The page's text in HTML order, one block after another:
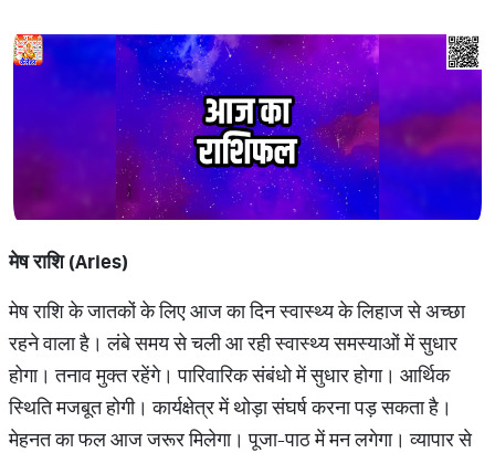
मेष राशि (Aries)
मेष राशि के जातकों के लिए आज का दिन स्वास्थ्य के लिहाज से अच्छा
रहने वाला है। लंबे समय से चली आ रही स्वास्थ्य समस्याओं में सुधार
होगा। तनाव मुक्त रहेंगे। पारिवारिक संबंधो में सुधार होगा। आर्थिक
स्थिति मजबूत होगी। कार्यक्षेत्र में थोड़ा संघर्ष करना पड़ सकता है।
मेहनत का फल आज जरूर मिलेगा। पूजा-पाठ में मन लगेगा। व्यापार से